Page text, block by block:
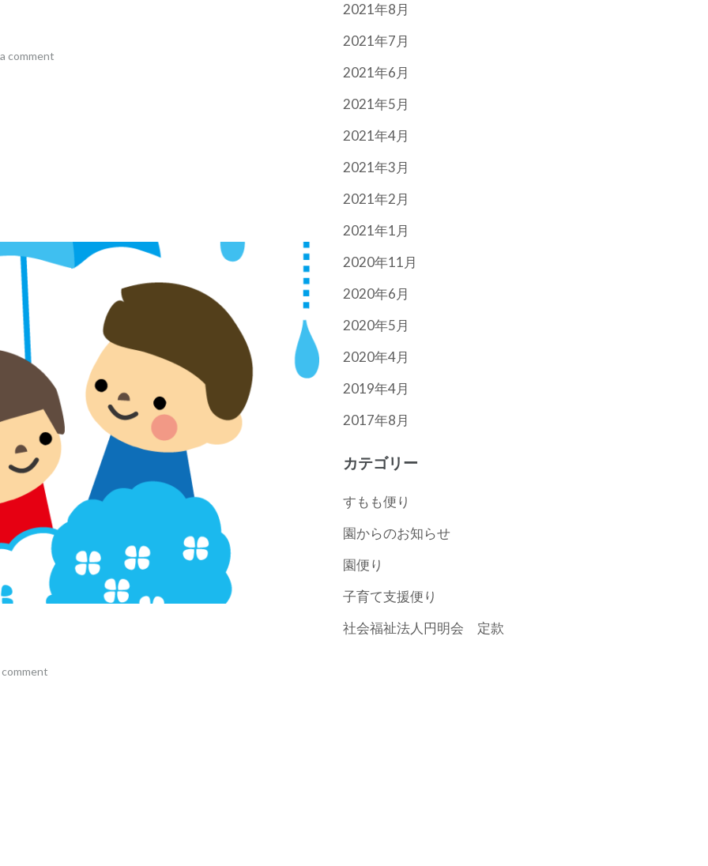
comment
comment
2021年8月
2021年7月
2021年6月
2021年5月
2021年4月
2021年3月
2021年2月
2021年1月
2020年11月
2020年6月
2020年5月
2020年4月
2019年4月
2017年8月
カテゴリー
すもも便り
園からのお知らせ
園便り
子育て支援便り
社会福祉法人円明会 定款